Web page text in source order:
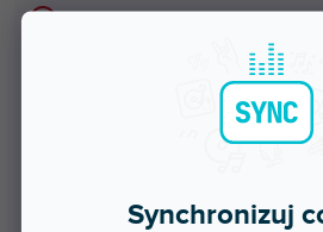
Synchronizuj
Množstevní sleva